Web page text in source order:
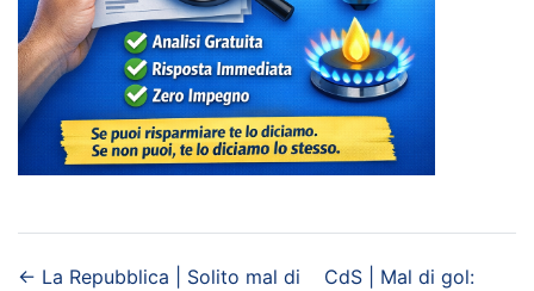
← La Repubblica | Solito mal di
CdS | Mal di gol: